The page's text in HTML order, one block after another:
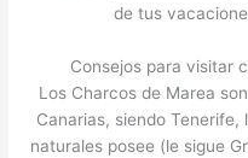
de tus
Consejos para visitar
Los Charcos de Marea
Canarias, siendo
naturales posee (le sigue